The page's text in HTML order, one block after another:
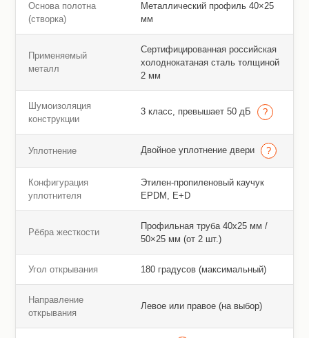
Основа полотна
(створка)
Металлический профиль 40×25
мм
Применяемый
металл
Сертифицированная российская
холоднокатаная сталь толщиной
2 мм
Шумоизоляция
конструкции
3 класс, превышает 50 дБ
Уплотнение Двойное уплотнение двери
Конфигурация
уплотнителя
Этилен-пропиленовый каучук
EPDM, E+D
Рёбра жесткости
Профильная труба 40х25 мм /
50×25 мм (от 2 шт.)
Угол открывания 180 градусов (максимальный)
Направление
открывания
Левое или правое (на выбор)